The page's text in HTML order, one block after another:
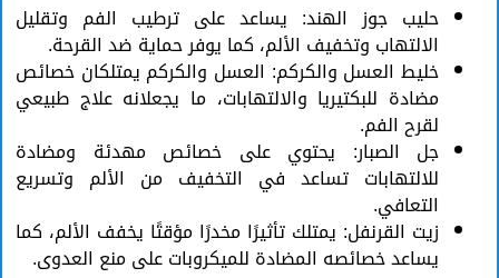
حليب جوز الهند: يساعد على ترطيب الفم وتقليل
الالتهاب وتخفيف الألم، كما يوفر حماية ضد القرحة.
خليط العسل والكركم: العسل والكركم يمتلكان خصائص
مضادة للبكتيريا والالتهابات، ما يجعلانه علاج طبيعي
لقرح الفم.
جل الصبار: يحتوي على خصائص مهدئة ومضادة
للالتهابات تساعد في التخفيف من الألم وتسريع
التعافي.
زيت القرنفل: يمتلك تأثيرًا مخدرًا مؤقتًا يخفف الألم، كما
يساعد خصائصه المضادة للميكروبات على منع العدوى.